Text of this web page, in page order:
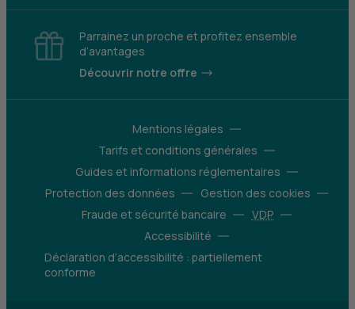
Parrainez un proche et profitez ensemble
d’avantages
Découvrir notre offre
Mentions légales
Tarifs et conditions générales
Guides et informations réglementaires
Protection des données
Gestion des cookies
Fraude et sécurité bancaire
VDP
Accessibilité
Déclaration d’accessibilité : partiellement
conforme